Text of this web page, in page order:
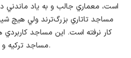
است، معماري جالب و به ياد ماندني
مساجد تاتاري بزرگ‌ترند ولي هيچ
كار نرفته است. اين مساجد كاربردي
مساجد تركيه و خاور ميانه ساخته مي‌شوند.